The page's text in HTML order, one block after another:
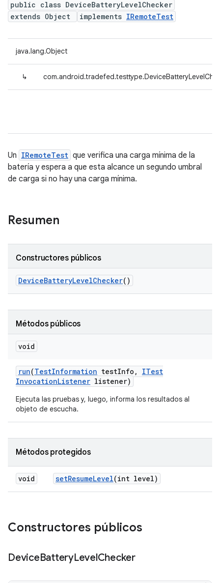
public class DeviceBatteryLevelChecker
extends Object
implements IRemoteTest
java.lang.Object
↳
Un IRemoteTest que verifica una carga mínima de la
batería y espera a que esta alcance un segundo umbral
de carga si no hay una carga mínima.
Resumen
Constructores públicos
DeviceBatteryLevelChecker()
Métodos públicos
void
run(TestInformation testInfo ,
ITest
InvocationListener listener)
Ejecuta las pruebas y, luego, informa los resultados al
objeto de escucha.
Métodos protegidos
void setResumeLevel(int level)
Constructores públicos
DeviceBatteryLevelChecker